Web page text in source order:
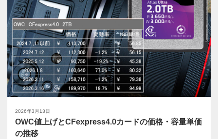
2026年3月13日
OWC値上げとCFexpress4.0カードの価格・容量単価
の推移